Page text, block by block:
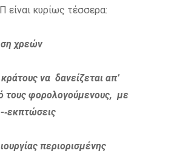
είναι κυρίως τέσσερα:
χρεών
να δανείζεται απ’
τους φορολογούμενους, με
περιορισμένης